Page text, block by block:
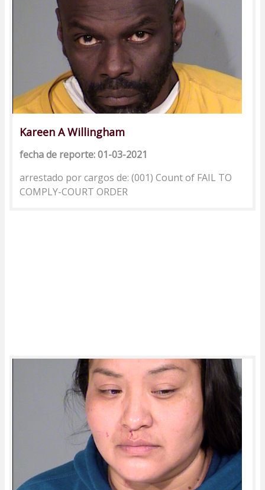
Kareen A Willingham
fecha de reporte: 01-03-2021
arrestado por cargos de: (001) Count of FAIL TO
COMPLY-COURT ORDER